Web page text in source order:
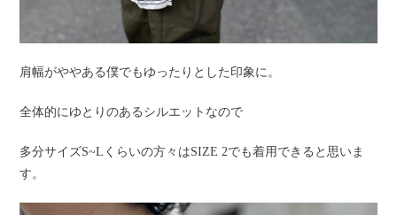
肩幅がややある僕でもゆったりとした印象に。
全体的にゆとりのあるシルエットなので
多分サイズS~Lくらいの方々はSIZE 2でも着用できると思いま
す。